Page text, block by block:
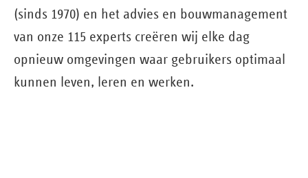
(sinds 1970) en het advies en bouw­management
van onze 115 experts creëren wij elke dag
opnieuw omgevingen waar gebruikers optimaal
kunnen leven, leren en werken.